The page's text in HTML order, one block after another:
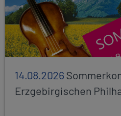
14.08.2026
Erzgebirgischen